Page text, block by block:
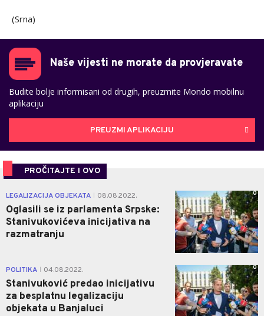
(Srna)
Naše vijesti ne morate da provjeravate
Budite bolje informisani od drugih, preuzmite Mondo mobilnu
aplikaciju
PREUZMI APLIKACIJU
PROČITAJTE I OVO
LEGALIZACIJA OBJEKATA 08.08.2022.
Oglasili se iz parlamenta Srpske:
Stanivukovićeva inicijativa na
razmatranju
0
POLITIKA 04.08.2022.
Stanivuković predao inicijativu
za besplatnu legalizaciju
objekata u Banjaluci
0